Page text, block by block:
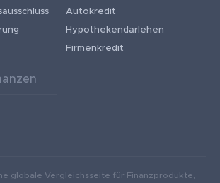
Autokredit
Hypothekendarlehen
Firmenkredit
globale Vergleichsseite für Finanzprodukte,